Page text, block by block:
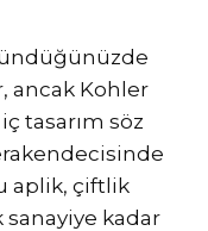
ancak Kohler
tasarım söz
aplik, çiftlik
kadar